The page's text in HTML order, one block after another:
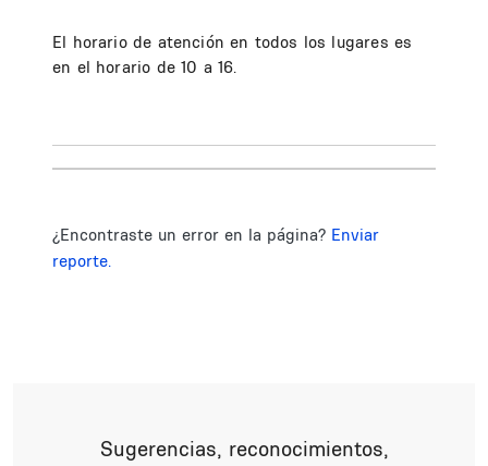
El horario de atención en todos los lugares es
en el horario de 10 a 16.
¿Encontraste un error en la página? Enviar
reporte.
Sugerencias, reconocimientos,